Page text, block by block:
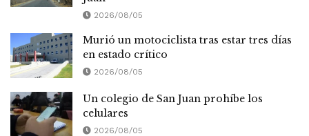
2026/08/05
Murió un motociclista tras estar tres días
en estado crítico
2026/08/05
Un colegio de San Juan prohíbe los
celulares
2026/08/05